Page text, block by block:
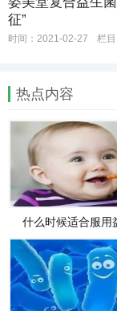
征”
时间：2021-02-27 栏目
热点内容
什么时候适合服用